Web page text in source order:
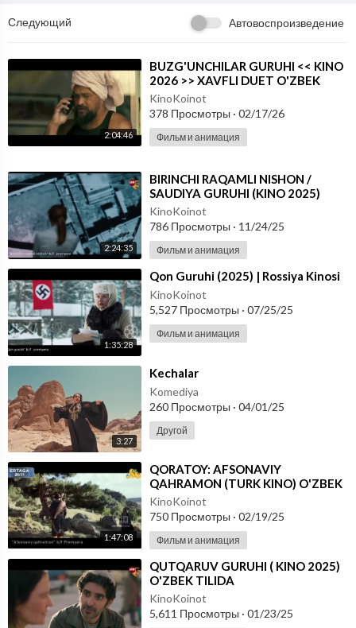
Следующий Автовоспроизведение
2:04:46
⁣BUZG'UNCHILAR GURUHI << KINO
2026 >> XAVFLI DUET O'ZBEK
TILIDA
KinoKoinot
378 Просмотры · 02/17/26
Фильм и анимация
2:24:35
⁣BIRINCHI RAQAMLI NISHON /
SAUDIYA GURUHI (KINO 2025)
UZBEK TILIDA
KinoKoinot
786 Просмотры · 11/24/25
Фильм и анимация
1:35:28
⁣Qon Guruhi (2025) | Rossiya Kinosi
KinoKoinot
5,527 Просмотры · 07/25/25
Фильм и анимация
3:27
⁣Kechalar
Komediya
260 Просмотры · 04/01/25
Другой
1:47:08
⁣QORATOY: AFSONAVIY
QAHRAMON (TURK KINO) O'ZBEK
TILIDA
KinoKoinot
750 Просмотры · 02/19/25
Фильм и анимация
⁣QUTQARUV GURUHI ( KINO 2025)
O'ZBEK TILIDA
KinoKoinot
5,611 Просмотры · 01/23/25